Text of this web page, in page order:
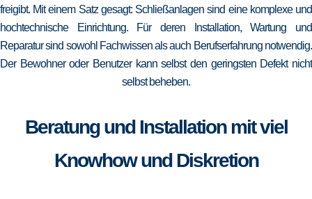
freigibt. Mit einem Satz gesagt: Schließanlagen sind eine komplexe und
hochtechnische Einrichtung. Für deren Installation, Wartung und
Reparatur sind sowohl Fachwissen als auch Berufserfahrung notwendig.
Der Bewohner oder Benutzer kann selbst den geringsten Defekt nicht
selbst beheben.
Beratung und Installation mit viel
Knowhow und Diskretion